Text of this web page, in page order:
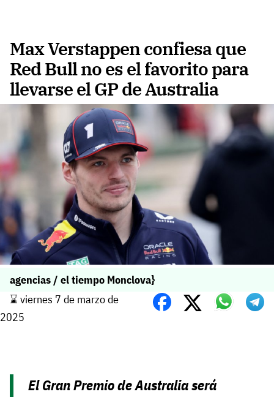
Max Verstappen confiesa que
Red Bull no es el favorito para
llevarse el GP de Australia
agencias / el tiempo Monclova}
⌛️ viernes 7 de marzo de
2025
El Gran Premio de Australia será